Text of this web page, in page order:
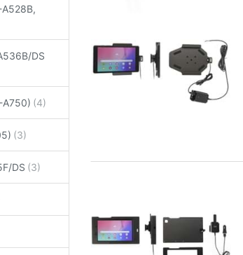
DS
A750)
DS